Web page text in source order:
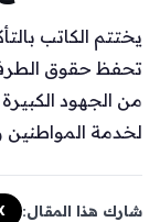
يختتم الكاتب
تحفظ حقوق
من الجهود الكبيرة
لخدمة المواطنين
شارك هذا المقال: